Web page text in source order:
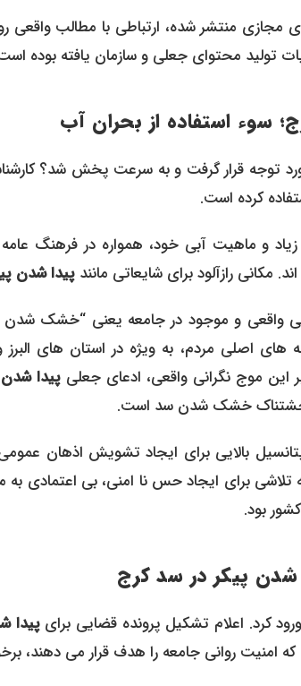
مجازی منتشر شده، ارتباطی با مطالب واقعی
تولید محتوای جعلی و سازمان یافته بوده
سوء استفاده از بحران آب
توجه قرار گرفت و به سرعت پخش شد؟
کرده است.
و ماهیت آبی خود، همواره در فرهنگ
مکانی رازآلود برای شایعاتی مانند پیدا شدن
واقعی و موجود در جامعه یعنی “خشک
اصلی مردم، به ویژه در استان های البرز
موج نگرانی واقعی، ادعای جعلی پیدا
وحشتناک خشک شدن سد است.
بالایی برای ایجاد تشویش اذهان
برای ایجاد حس نا امنی، بی اعتمادی به
بود.
شدن پیکر در سد کرج
کرد. اعلام تشکیل پرونده قضایی برایپیدا
امنیت روانی جامعه را هدف قرار می دهند،